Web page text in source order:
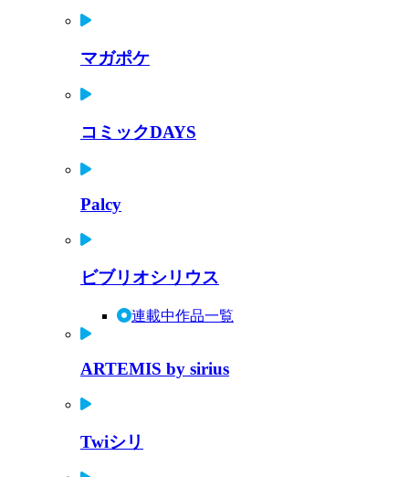
マガポケ
コミックDAYS
Palcy
ビブリオシリウス
連載中作品一覧
ARTEMIS by sirius
Twiシリ